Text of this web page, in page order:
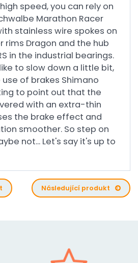
speed, you can rely on
Marathon Racer
stainless wire spokes on
rims Dragon and the hub
in the industrial bearings.
to slow down a little bit,
of brakes Shimano
to point out that the
with an extra-thin
the brake effect and
smoother. So step on
not... Let's say it's up to
Následující produkt